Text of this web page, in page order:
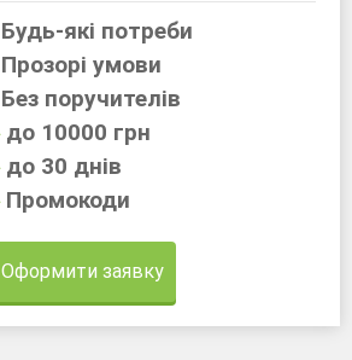
Будь-які потреби
Прозорі умови
Без поручителів
до 10000 грн
до 30 днів
Промокоди
Оформити заявку